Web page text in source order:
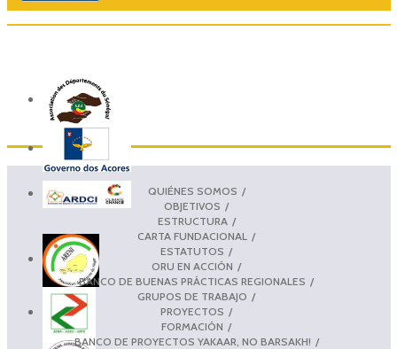
QUIÉNES SOMOS
OBJETIVOS
ESTRUCTURA
CARTA FUNDACIONAL
ESTATUTOS
ORU EN ACCIÓN
BANCO DE BUENAS PRÁCTICAS REGIONALES
GRUPOS DE TRABAJO
PROYECTOS
FORMACIÓN
BANCO DE PROYECTOS YAKAAR, NO BARSAKH!